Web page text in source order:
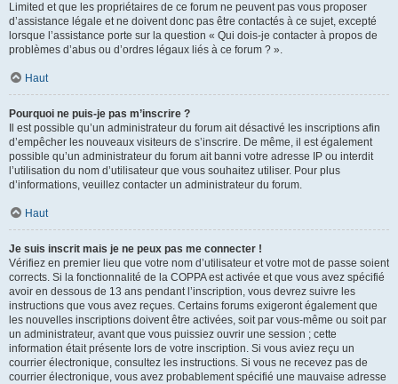
Limited et que les propriétaires de ce forum ne peuvent pas vous proposer
d’assistance légale et ne doivent donc pas être contactés à ce sujet, excepté
lorsque l’assistance porte sur la question « Qui dois-je contacter à propos de
problèmes d’abus ou d’ordres légaux liés à ce forum ? ».
Haut
Pourquoi ne puis-je pas m’inscrire ?
Il est possible qu’un administrateur du forum ait désactivé les inscriptions afin
d’empêcher les nouveaux visiteurs de s’inscrire. De même, il est également
possible qu’un administrateur du forum ait banni votre adresse IP ou interdit
l’utilisation du nom d’utilisateur que vous souhaitez utiliser. Pour plus
d’informations, veuillez contacter un administrateur du forum.
Haut
Je suis inscrit mais je ne peux pas me connecter !
Vérifiez en premier lieu que votre nom d’utilisateur et votre mot de passe soient
corrects. Si la fonctionnalité de la COPPA est activée et que vous avez spécifié
avoir en dessous de 13 ans pendant l’inscription, vous devrez suivre les
instructions que vous avez reçues. Certains forums exigeront également que
les nouvelles inscriptions doivent être activées, soit par vous-même ou soit par
un administrateur, avant que vous puissiez ouvrir une session ; cette
information était présente lors de votre inscription. Si vous aviez reçu un
courrier électronique, consultez les instructions. Si vous ne recevez pas de
courrier électronique, vous avez probablement spécifié une mauvaise adresse